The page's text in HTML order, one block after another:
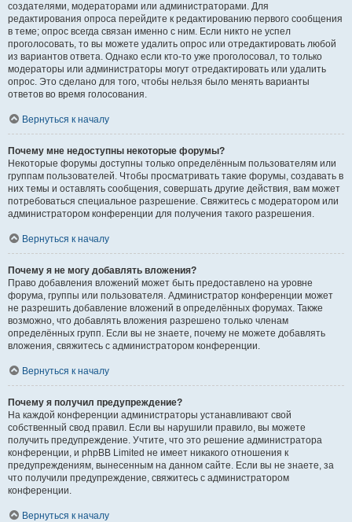
создателями, модераторами или администраторами. Для
редактирования опроса перейдите к редактированию первого сообщения
в теме; опрос всегда связан именно с ним. Если никто не успел
проголосовать, то вы можете удалить опрос или отредактировать любой
из вариантов ответа. Однако если кто-то уже проголосовал, то только
модераторы или администраторы могут отредактировать или удалить
опрос. Это сделано для того, чтобы нельзя было менять варианты
ответов во время голосования.
Вернуться к началу
Почему мне недоступны некоторые форумы?
Некоторые форумы доступны только определённым пользователям или
группам пользователей. Чтобы просматривать такие форумы, создавать в
них темы и оставлять сообщения, совершать другие действия, вам может
потребоваться специальное разрешение. Свяжитесь с модератором или
администратором конференции для получения такого разрешения.
Вернуться к началу
Почему я не могу добавлять вложения?
Право добавления вложений может быть предоставлено на уровне
форума, группы или пользователя. Администратор конференции может
не разрешить добавление вложений в определённых форумах. Также
возможно, что добавлять вложения разрешено только членам
определённых групп. Если вы не знаете, почему не можете добавлять
вложения, свяжитесь с администратором конференции.
Вернуться к началу
Почему я получил предупреждение?
На каждой конференции администраторы устанавливают свой
собственный свод правил. Если вы нарушили правило, вы можете
получить предупреждение. Учтите, что это решение администратора
конференции, и phpBB Limited не имеет никакого отношения к
предупреждениям, вынесенным на данном сайте. Если вы не знаете, за
что получили предупреждение, свяжитесь с администратором
конференции.
Вернуться к началу